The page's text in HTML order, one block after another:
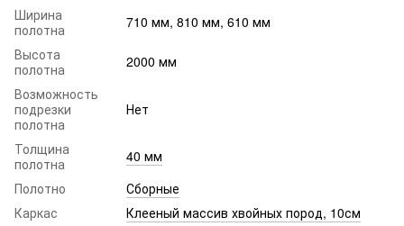
Ширина
полотна
710 мм, 810 мм, 610 мм
Высота
полотна
2000 мм
Возможность
подрезки
полотна
Нет
Толщина
полотна
40 мм
Полотно
Сборные
Каркас
Клееный массив хвойных пород, 10см